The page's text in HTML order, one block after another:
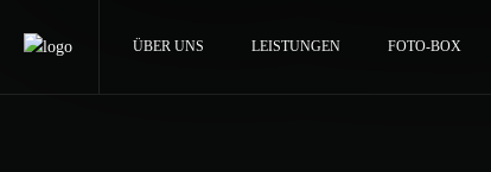
ÜBER UNS LEISTUNGEN FOTO-BOX